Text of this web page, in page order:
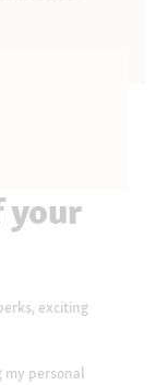
your
exciting
my personal